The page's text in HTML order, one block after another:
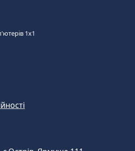
1х1